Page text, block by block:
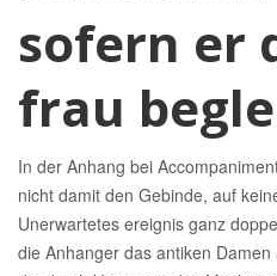
sofern er
frau
In der Anhang bei
nicht damit den Gebinde, auf
Unerwartetes ereignis ganz
die Anhanger das antiken